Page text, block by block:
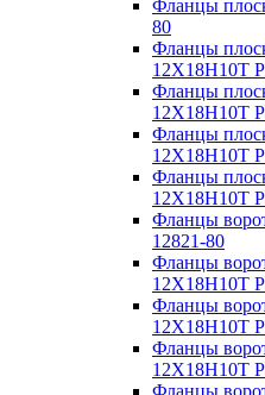
Фланцы
80
Фланцы
12Х18Н10Т
Фланцы
12Х18Н10Т
Фланцы
12Х18Н10Т
Фланцы
12Х18Н10Т
Фланцы
12821-80
Фланцы
12Х18Н10Т
Фланцы
12Х18Н10Т
Фланцы
12Х18Н10Т
Фланцы